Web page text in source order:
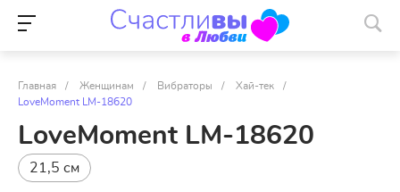
Главная / Женщинам / Вибраторы / Хай-тек
/
LoveMoment LM-18620
LoveMoment LM-18620
21,5 см